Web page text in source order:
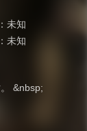
未知
未知
&nbsp;